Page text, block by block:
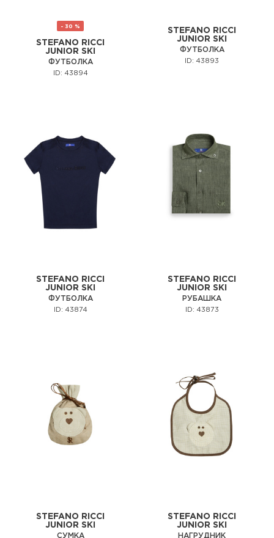
- 30 %
STEFANO RICCI
JUNIOR SKI
ФУТБОЛКА
ID: 43894
STEFANO RICCI
JUNIOR SKI
ФУТБОЛКА
ID: 43893
STEFANO RICCI
JUNIOR SKI
ФУТБОЛКА
ID: 43874
STEFANO RICCI
JUNIOR SKI
РУБАШКА
ID: 43873
STEFANO RICCI
JUNIOR SKI
СУМКА
STEFANO RICCI
JUNIOR SKI
НАГРУДНИК